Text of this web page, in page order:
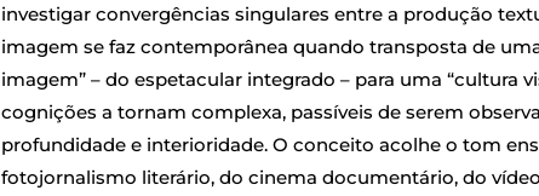
investigar convergências singulares entre a produção
imagem se faz contemporânea quando transposta de
imagem” – do espetacular integrado – para uma “cultura
cognições a tornam complexa, passíveis de serem
profundidade e interioridade. O conceito acolhe o tom
fotojornalismo literário, do cinema documentário, do